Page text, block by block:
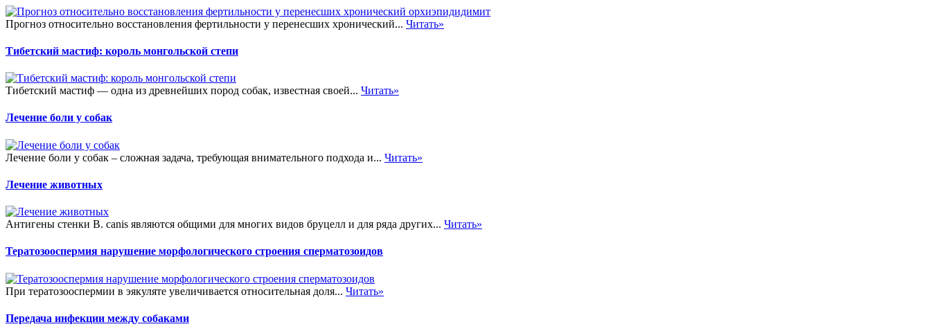
Прогноз относительно восстановления фертильности у перенесших хронический... Читать»
Тибетский мастиф: король монгольской степи
Тибетский мастиф — одна из древнейших пород собак, известная своей... Читать»
Лечение боли у собак
Лечение боли у собак – сложная задача, требующая внимательного подхода и... Читать»
Лечение животных
Антигены стенки B. canis являются общими для многих видов бруцелл и для ряда других... Читать»
Тератозооспермия нарушение морфологического строения сперматозоидов
При тератозооспермии в эякуляте увеличивается относительная доля... Читать»
Передача инфекции между собаками